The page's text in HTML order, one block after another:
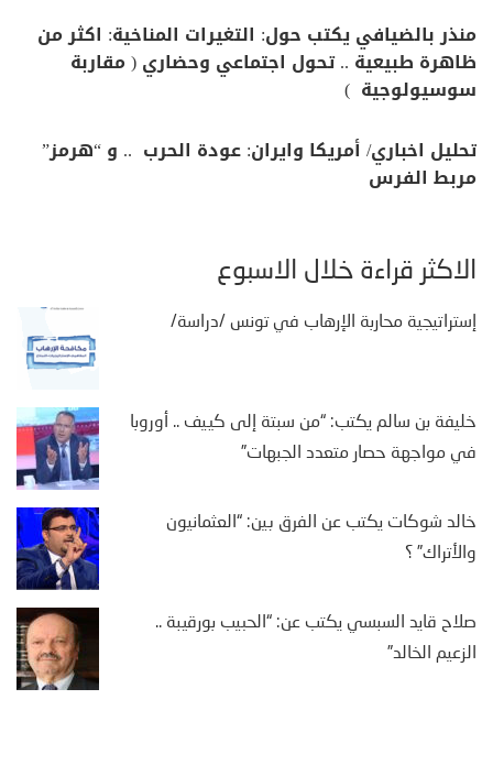
منذر بالضيافي يكتب حول: التغيرات المناخية: اكثر من
ظاهرة طبيعية .. تحول اجتماعي وحضاري ( مقاربة
سوسيولوجية )
تحليل اخباري/ أمريكا وايران: عودة الحرب .. و “هرمز”
مربط الفرس
الأكثر قراءة خلال الأسبوع
إستراتيجية محاربة الإرهاب في تونس /دراسة/
خليفة بن سالم يكتب: “من سبتة إلى كييف .. أوروبا
في مواجهة حصار متعدد الجبهات”
خالد شوكات يكتب عن الفرق بين: “العثمانيون
والأتراك” ؟
صلاح قايد السبسي يكتب عن: “الحبيب بورقيبة ..
الزعيم الخالد”